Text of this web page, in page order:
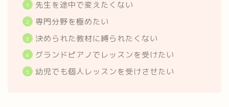
先生を途中で変えたくない
専門分野を極めたい
決められた教材に縛られたくない
グランドピアノでレッスンを受けたい
幼児でも個人レッスンを受けさせたい